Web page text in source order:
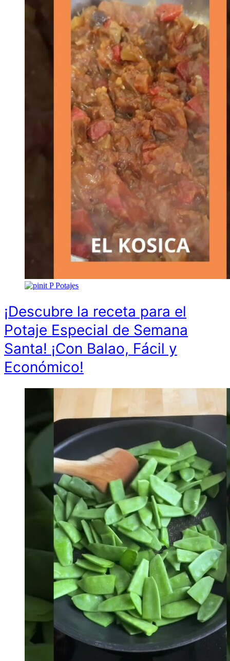
P Potajes
¡Descubre la receta para el
Potaje Especial de Semana
Santa! ¡Con Balao, Fácil y
Económico!